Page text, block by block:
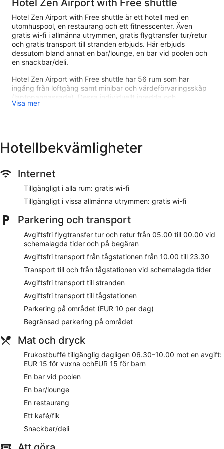
Hotel Zen Airport with Free shuttle är ett hotell med en
utomhuspool, en restaurang och ett fitnesscenter. Även
gratis wi-fi i allmänna utrymmen, gratis flygtransfer tur/retur
och gratis transport till stranden erbjuds. Här erbjuds
dessutom bland annat en bar/lounge, en bar vid poolen och
en snackbar/deli.
Hotel Zen Airport with Free shuttle har 56 rum som har
ingång från loftgång samt minibar och värdeförvaringsskåp
(laptopanpassade). Dessa individuellt inredda och
möblerade rum inkluderar skrivbord. Sängarna har
En utomhuspool och en bubbelpool finns på området. Här
Hotel Zen Airport with Free shuttle ligger i El Pinar, mindre än
tre kilometer från Playa de los Alamos och mindre än fem
kilometer från populära attraktioner som Carihuela-stranden.
Detta hotell med 56 rum har 4 stjärnor samt en utomhuspool,
Koppla av med en drink i deras bar eller besök restaurangen
för att äta något gott. Ladda med energi på deras kafé.
Frukostbuffé är tillgänglig dagligen mellan 06.30 och 10.00
mot en avgift.
Gäster har tillgång till gratis wi-fi och en tv. Samtliga sängar
har duntäcken och i badrummen finns hårtorkar. Till
bekvämligheterna hör dessutom minibar, vattenkokare och
värdeförvaringsskåp (laptopanpassade).
På boendet
På Hotel Zen Airport with Free shuttle har gäster tillgång till
en utomhuspool, ett fitnesscenter och en bastu. För den som
kör finns det parkering för EUR 10 per dag, annars erbjuds
gratis flygtransfer (tillgänglig på begäran). Personalen i
receptionen är tillgänglig dygnet runt och hjälper dig gärna
med bagageförvaring, förvaring av värdesaker samt
utrymmen, en bubbelpool och en spelhall.
Visa mer
Hotellbekvämligheter
Internet
Tillgängligt i alla rum: gratis wi-fi
Tillgängligt i vissa allmänna utrymmen: gratis wi-fi
Parkering och transport
Avgiftsfri flygtransfer tur och retur från 05.00 till 00.00 vid
schemalagda tider och på begäran
Avgiftsfri transport från tågstationen från 10.00 till 23.30
Transport till och från tågstationen vid schemalagda tider
Avgiftsfri transport till stranden
Avgiftsfri transport till tågstationen
Parkering på området (EUR 10 per dag)
Begränsad parkering på området
Mat och dryck
Frukostbuffé tillgänglig dagligen 06.30–10.00 mot en avgift:
EUR 15 för vuxna ochEUR 15 för barn
En bar vid poolen
En bar/lounge
En restaurang
Ett kafé/fik
Snackbar/deli